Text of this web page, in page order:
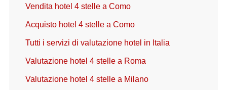
Vendita hotel 4 stelle a Como
Acquisto hotel 4 stelle a Como
Tutti i servizi di valutazione hotel in Italia
Valutazione hotel 4 stelle a Roma
Valutazione hotel 4 stelle a Milano